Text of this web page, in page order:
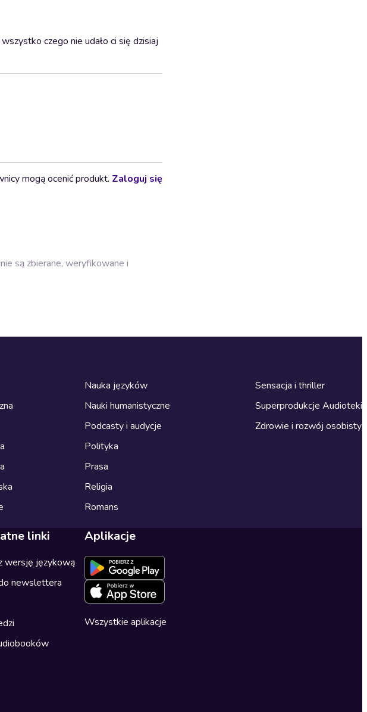
czego nie udało ci się dzisiaj
mogą ocenić produkt. Zaloguj się
są zbierane, weryfikowane i
Nauka języków
Nauki humanistyczne
Podcasty i audycje
Polityka
Prasa
Religia
Romans
Sensacja i thriller
Superprodukcje Audioteki
Zdrowie i rozwój osobisty
linki
wersję językową
newslettera
Aplikacje
Wszystkie aplikacje